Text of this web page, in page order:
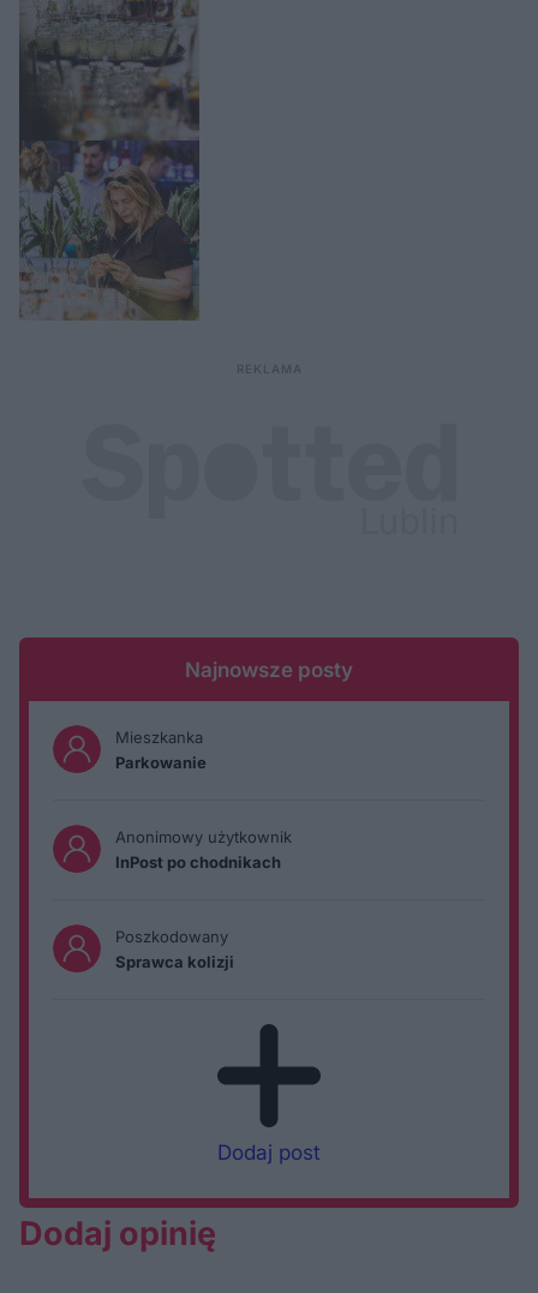
Najnowsze posty
Mieszkanka
Parkowanie
Anonimowy użytkownik
InPost po chodnikach
Poszkodowany
Sprawca kolizji
Dodaj post
Dodaj opinię